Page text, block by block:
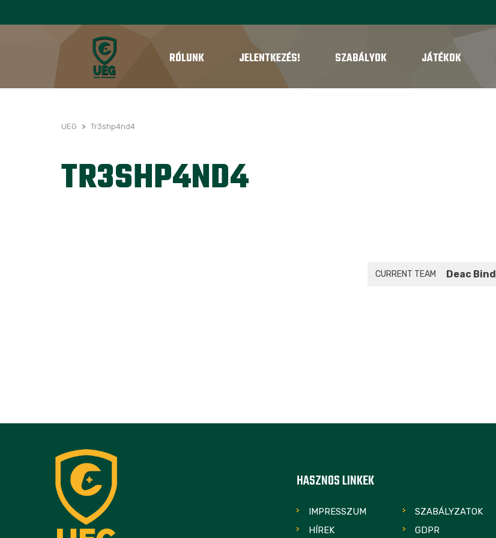
RÓLUNK JELENTKEZÉS! SZABÁLYOK JÁTÉKOK
UEG > Tr3shp4nd4
TR3SHP4ND4
CURRENT TEAM Deac Bind
HASZNOS LINKEK
IMPRESSZUM
SZABÁLYZATOK
HÍREK
GDPR